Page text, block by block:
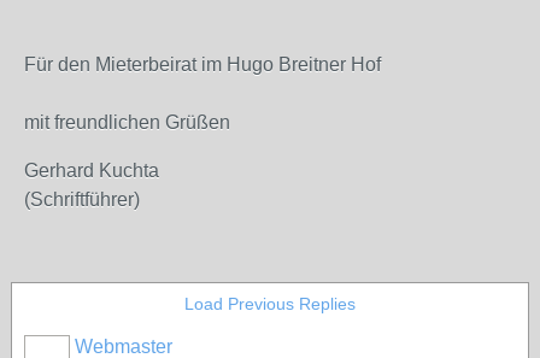
Für den Mieterbeirat im Hugo Breitner Hof
mit freundlichen Grüßen
Gerhard Kuchta
(Schriftführer)
Load Previous Replies
Webmaster